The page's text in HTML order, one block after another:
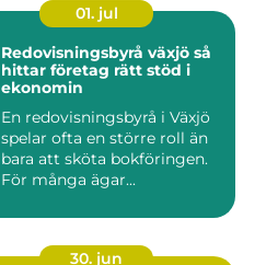
01. jul
Redovisningsbyrå växjö så
hittar företag rätt stöd i
ekonomin
En redovisningsbyrå i Växjö
spelar ofta en större roll än
bara att sköta bokföringen.
För många ägar...
30. jun